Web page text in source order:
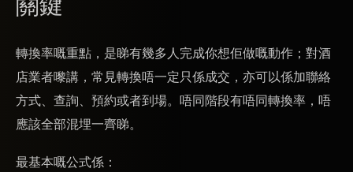
轉換率嘅重點，是睇有幾多人完成你想佢做嘅動作；對酒
店業者嚟講，常見轉換唔一定只係成交，亦可以係加聯絡
方式、查詢、預約或者到場。唔同階段有唔同轉換率，唔
應該全部混埋一齊睇。
最基本嘅公式係：